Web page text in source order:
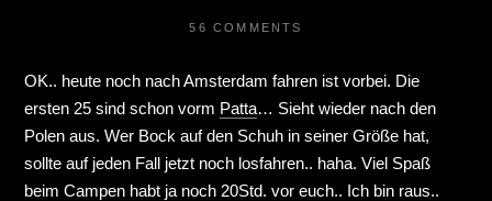
56 COMMENTS
OK.. heute noch nach Amsterdam fahren ist vorbei. Die
ersten 25 sind schon vorm Patta… Sieht wieder nach den
Polen aus. Wer Bock auf den Schuh in seiner Größe hat,
sollte auf jeden Fall jetzt noch losfahren.. haha. Viel Spaß
beim Campen habt ja noch 20Std. vor euch.. Ich bin raus..